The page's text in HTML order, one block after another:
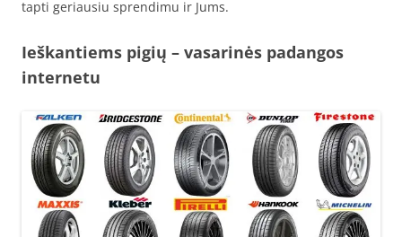
tapti geriausiu sprendimu ir Jums.
Ieškantiems pigių – vasarinės padangos
internetu